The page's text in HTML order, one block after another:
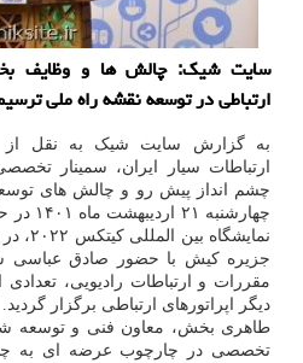
سایت شیک: چالش ها و وظایف
ارتباطی در توسعه نقشه راه ملی
به گزارش سایت شیک به نقل از
چشم انداز پیش رو و چالش های
جزیره کیش با حضور صادق عباسی
مقررات و ارتباطات رادیویی،
دیگر اپراتورهای ارتباطی برگزار گردید.
طاهری بخش، معاون فنی و توسعه
تخصصی در چارچوب عرضه ای به